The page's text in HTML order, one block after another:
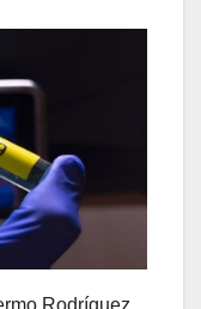
Rodríguez